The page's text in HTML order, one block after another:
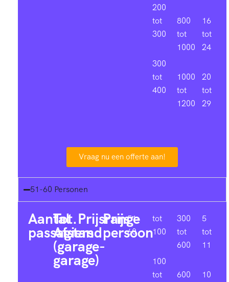
200
tot
300
300
tot
400
800
tot
1000
1000
tot
1200
16
tot
24
20
tot
29
Vraag nu een offerte aan!
51-60 Personen
Aantal
passagiers
Tot.
Afstand
(garage-
garage)
Prijsrange
Prijs
persoon
51-
60
tot
100
100
tot
300
tot
600
600
5
tot
11
10